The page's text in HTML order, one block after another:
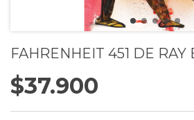
FAHRENHEIT 451 DE RAY
$37.900